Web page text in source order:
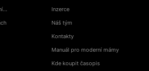
Inzerce
Náš tým
Kontakty
Manuál pro moderní mámy
Kde koupit časopis